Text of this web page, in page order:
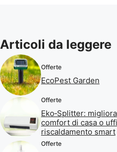
Articoli da leggere
Offerte
EcoPest Garden
Offerte
Eko‑Splitter:
comfort di casa o
riscaldamento smart
Offerte